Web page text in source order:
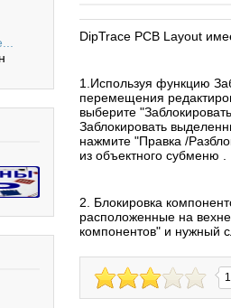
DipTrace PCB Layout
1.Используя функцию
перемещения
выберите
Заблокировать
нажмите "Правка /
из объектного субменю .
2. Блокировка
расположенные на
компонентов" и нужный
1